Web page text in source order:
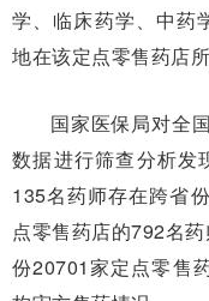
学、临床药学、中药
地在该定点零售药店所
国家医保局对全
数据进行筛查分析发
135名药师存在跨省
点零售药店的792名
份20701家定点零售